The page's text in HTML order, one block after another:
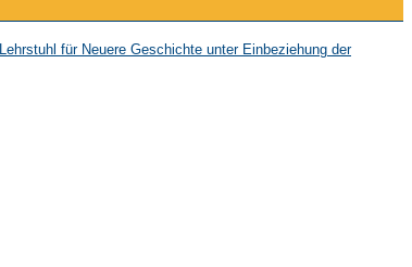
Lehrstuhl für Neuere Geschichte unter Einbeziehung der